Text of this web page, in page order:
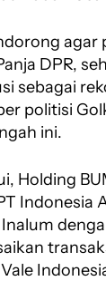
agar
DPR,
sebagai
politisi
ini.
Holding
Indonesia